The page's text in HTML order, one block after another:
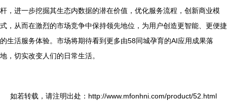
杆，进一步挖掘其生态内数据的潜在价值，优化服务流程，创新商业模
式，从而在激烈的市场竞争中保持领先地位，为用户创造更智能、更便捷
的生活服务体验。市场将期待看到更多由58同城孕育的AI应用成果落
地，切实改变人们的日常生活。
如若转载，请注明出处：http://www.mfonhni.com/product/52.html